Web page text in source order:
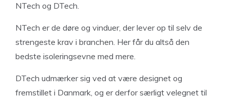
NTech og DTech.
NTech er de døre og vinduer, der lever op til selv de
strengeste krav i branchen. Her får du altså den
bedste isoleringsevne med mere.
DTech udmærker sig ved at være designet og
fremstillet i Danmark, og er derfor særligt velegnet til